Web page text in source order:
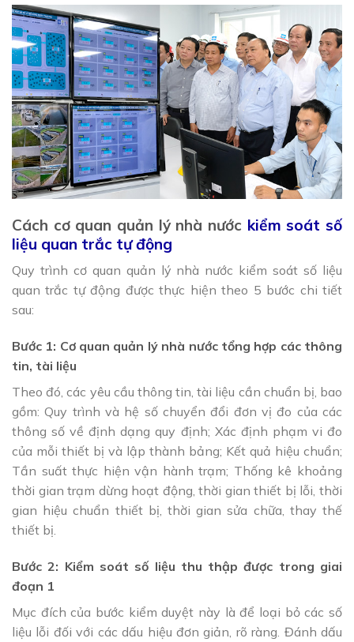
Cách cơ quan quản lý nhà nước kiểm soát số
liệu quan trắc tự động
Quy trình cơ quan quản lý nhà nước kiểm soát số liệu
quan trắc tự động được thực hiện theo 5 bước chi tiết
sau:
Bước 1: Cơ quan quản lý nhà nước tổng hợp các thông
tin, tài liệu
Theo đó, các yêu cầu thông tin, tài liệu cần chuẩn bị, bao
gồm: Quy trình và hệ số chuyển đổi đơn vị đo của các
thông số về định dạng quy định; Xác định phạm vi đo
của mỗi thiết bị và lập thành bảng; Kết quả hiệu chuẩn;
Tần suất thực hiện vận hành trạm; Thống kê khoảng
thời gian trạm dừng hoạt động, thời gian thiết bị lỗi, thời
gian hiệu chuẩn thiết bị, thời gian sửa chữa, thay thế
thiết bị.
Bước 2: Kiểm soát số liệu thu thập được trong giai
đoạn 1
Mục đích của bước kiểm duyệt này là để loại bỏ các số
liệu lỗi đối với các dấu hiệu đơn giản, rõ ràng. Đánh dấu